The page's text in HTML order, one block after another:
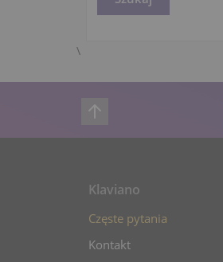
\
Klaviano
Częste pytania
Kontakt